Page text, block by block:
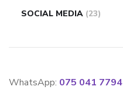
SOCIAL MEDIA (23)
WhatsApp: 075 041 7794